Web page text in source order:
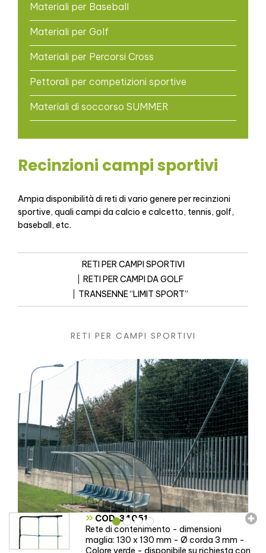
Materiali per Baseball
Materiali per Golf
Materiali per Percorsi Cross
Pettorali per competizioni sportive
Materiali di soccorso SUMMER
Recinzioni campi sportivi
Ampia disponibilità di reti di vario genere per recinzioni
sportive, quali campi da calcio e calcetto, tennis, golf,
baseball, etc.
RETI PER CAMPI SPORTIVI
RETI PER CAMPI DA GOLF
TRANSENNE “LIMIT SPORT”
RETI PER CAMPI SPORTIVI
» COD. 34051
Rete di contenimento - dimensioni
maglia: 130 x 130 mm - Ø corda 3 mm -
Colore verde - disponibile su richiesta con